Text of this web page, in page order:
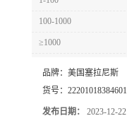
100-1000
≥1000
品牌： 美国塞拉尼斯
货号： 22201018384601
发布日期： 2023-12-22